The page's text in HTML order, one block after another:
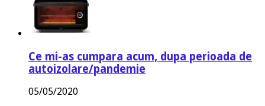
Ce mi-as cumpara acum, dupa perioada de
autoizolare/pandemie
05/05/2020